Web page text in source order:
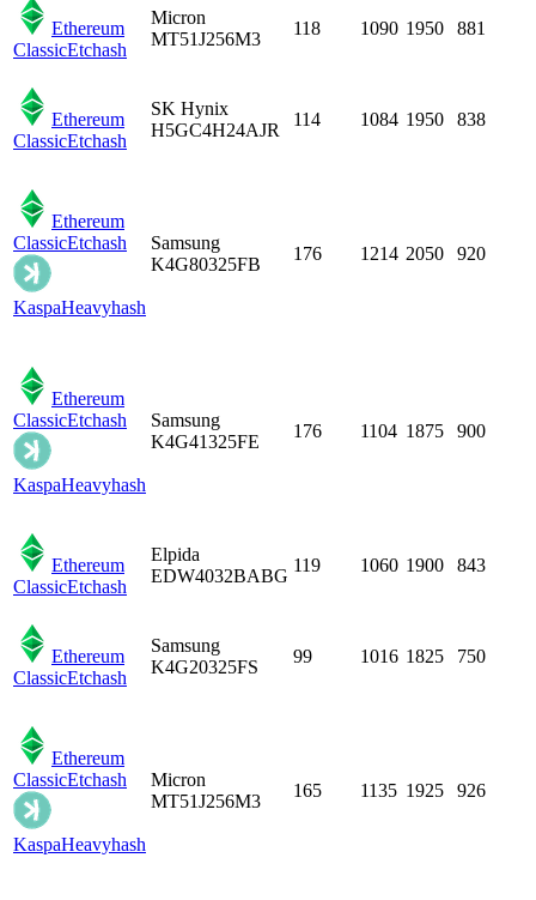
Ethereum
ClassicEtchash
Micron
MT51J256M3
118 1090 1950 881
Ethereum
ClassicEtchash
SK Hynix
H5GC4H24AJR
114 1084 1950 838
Ethereum
ClassicEtchash
KaspaHeavyhash
Samsung
K4G80325FB
176 1214 2050 920
Ethereum
ClassicEtchash
KaspaHeavyhash
Samsung
K4G41325FE
176 1104 1875 900
Ethereum
ClassicEtchash
Elpida
EDW4032BABG
119 1060 1900 843
Ethereum
ClassicEtchash
Samsung
K4G20325FS
99 1016 1825 750
Ethereum
ClassicEtchash
KaspaHeavyhash
Micron
MT51J256M3
165 1135 1925 926